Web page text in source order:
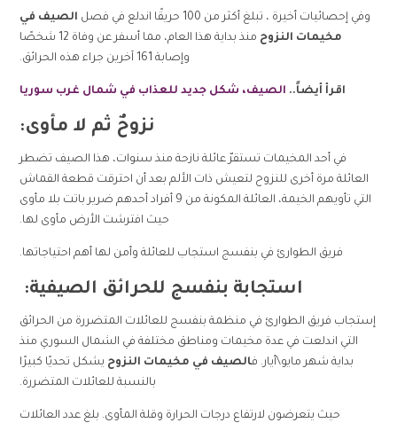
وفي إحصائيات أخيرة ، تبلغ أكثر من 100 حريقًا اندلع في فصل
الصيف في
مخيمات النزوح
منذ بداية هذا العام، مما أسفر عن وفاة 12 شخصًا
وإصابة 161 آخرين جراء هذه الحرائق.
اقرأ أيضاً.. الصيف، شكل جديد للعذاب في شمال غرب سوريا
نزوحٌ ثم لا مأوى:
في أحد المخيمات تستقرّ عائلة نازحة منذ سنوات، هذا الصيف تضطر
العائلة مرة أخرى للنزوح لتعيش ذات الألم بعد أن احترقت قطعة القماش
التي تأويهم الخيمة، العائلة المكونة من 9 أفراد أحدهم ضرير باتت بلا مأوى
حيث افترشت الأرض مأوى لها.
فريق الطوارئ في بنفسج استجاب للعائلة وأمن لها أهم احتياجاتها.
استجابة بنفسج للحرائق الصيفية:
إستجاب فريق الطوارئ في منظمة بنفسج للعائلات المتضررة من الحرائق
التي اندلعت في عدة مخيمات ومناطق مختلفة في الشمال السوري منذ
بداية شهر مايو\أيار. فالصيف في مخيمات النزوح يشكل تحديًا كبيرًا
بالنسبة للعائلات المتضررة.
حيث يتعرضون لارتفاع درجات الحرارة وقلة المأوى. بلغ عدد العائلات